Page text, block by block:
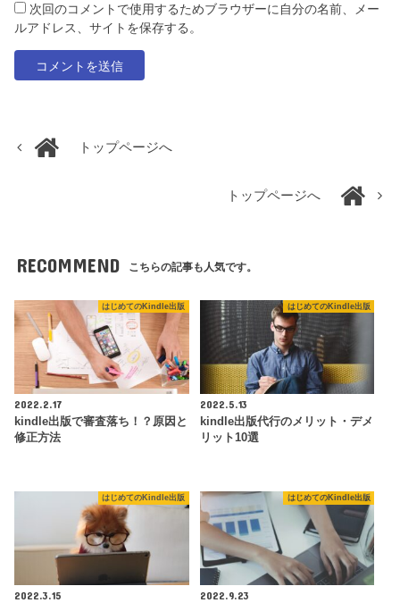
次回のコメントで使用するためブラウザーに自分の名前、メー
ルアドレス、サイトを保存する。
トップページへ
トップページへ
RECOMMEND こちらの記事も人気です。
はじめてのKindle出版
2022.2.17
kindle出版で審査落ち！？原因と
修正方法
はじめてのKindle出版
2022.5.13
kindle出版代行のメリット・デメ
リット10選
はじめてのKindle出版
2022.3.15
はじめてのKindle出版
2022.9.23